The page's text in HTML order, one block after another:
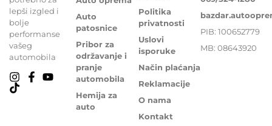
lepši izgled i
bolje
performanse
vašeg
automobila
Auto
patosnice
Pribor za
održavanje i
pranje
automobila
Hemija za
auto
Politika
privatnosti
Uslovi
isporuke
Način plaćanja
Reklamacije
O nama
Kontakt
PIB: 100652779
MB: 08643920